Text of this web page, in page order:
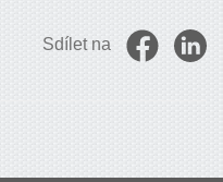
Sdílet na